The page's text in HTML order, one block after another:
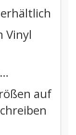
Vinyl
auf